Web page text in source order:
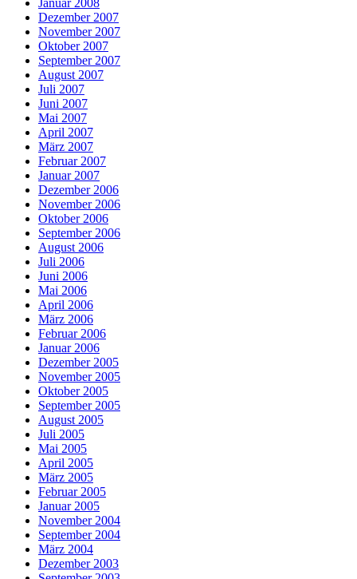
Januar 2008
Dezember 2007
November 2007
Oktober 2007
September 2007
August 2007
Juli 2007
Juni 2007
Mai 2007
April 2007
März 2007
Februar 2007
Januar 2007
Dezember 2006
November 2006
Oktober 2006
September 2006
August 2006
Juli 2006
Juni 2006
Mai 2006
April 2006
März 2006
Februar 2006
Januar 2006
Dezember 2005
November 2005
Oktober 2005
September 2005
August 2005
Juli 2005
Mai 2005
April 2005
März 2005
Februar 2005
Januar 2005
November 2004
September 2004
März 2004
Dezember 2003